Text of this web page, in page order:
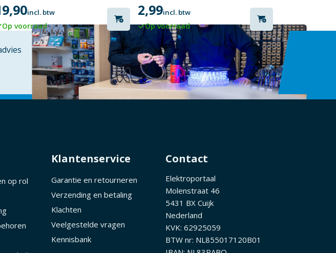
incl. btw
Op voorraad
2,99incl. btw
Op voorraad
op rol
Klantenservice
Garantie en retourneren
Verzending en betaling
Klachten
Veelgestelde vragen
Kennisbank
Contact
Elektroportaal
Molenstraat 46
5431 BX Cuijk
Nederland
KVK: 62925059
BTW nr: NL855017120B01